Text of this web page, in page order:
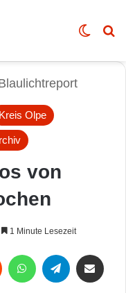
Skin
Kreis Olpe
von
1 Minute Lesezeit